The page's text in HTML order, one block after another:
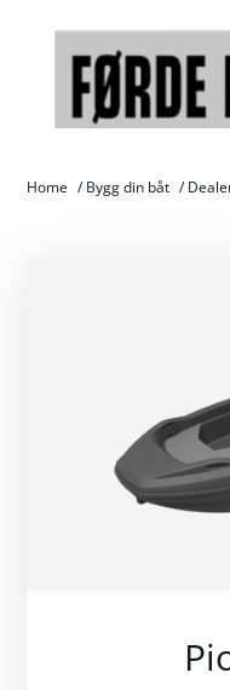
Home /Bygg din båt /